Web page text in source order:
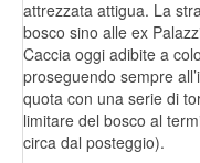
attrezzata attigua. La
bosco sino alle ex
Caccia oggi adibite a
proseguendo sempre
quota con una serie di
limitare del bosco al
circa dal posteggio).